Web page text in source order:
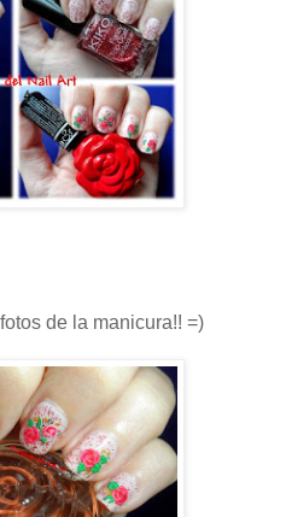
de la manicura!! =)